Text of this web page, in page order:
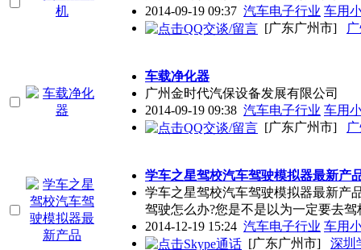
2014-09-19 09:37 汽车电子行业 车用
[广东广州市]
车载净化器
广州金时代汽保设备发展有限公司
2014-09-19 09:38 汽车电子行业 车用
[广东广州市]
学车之星驾校汽车驾驶模拟器最新产
学车之星驾校汽车驾驶模拟器最新产
驾驶怎么办?您是不是以为一定要去驾
2014-12-19 15:24 汽车电子行业 车用
[广东广州市]
深圳